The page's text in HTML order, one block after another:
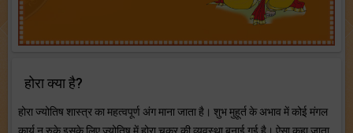
होरा क्या है?
होरा ज्योतिष शास्त्र का महत्वपूर्ण अंग माना जाता है। शुभ मुहूर्त के अभाव में कोई मंगल